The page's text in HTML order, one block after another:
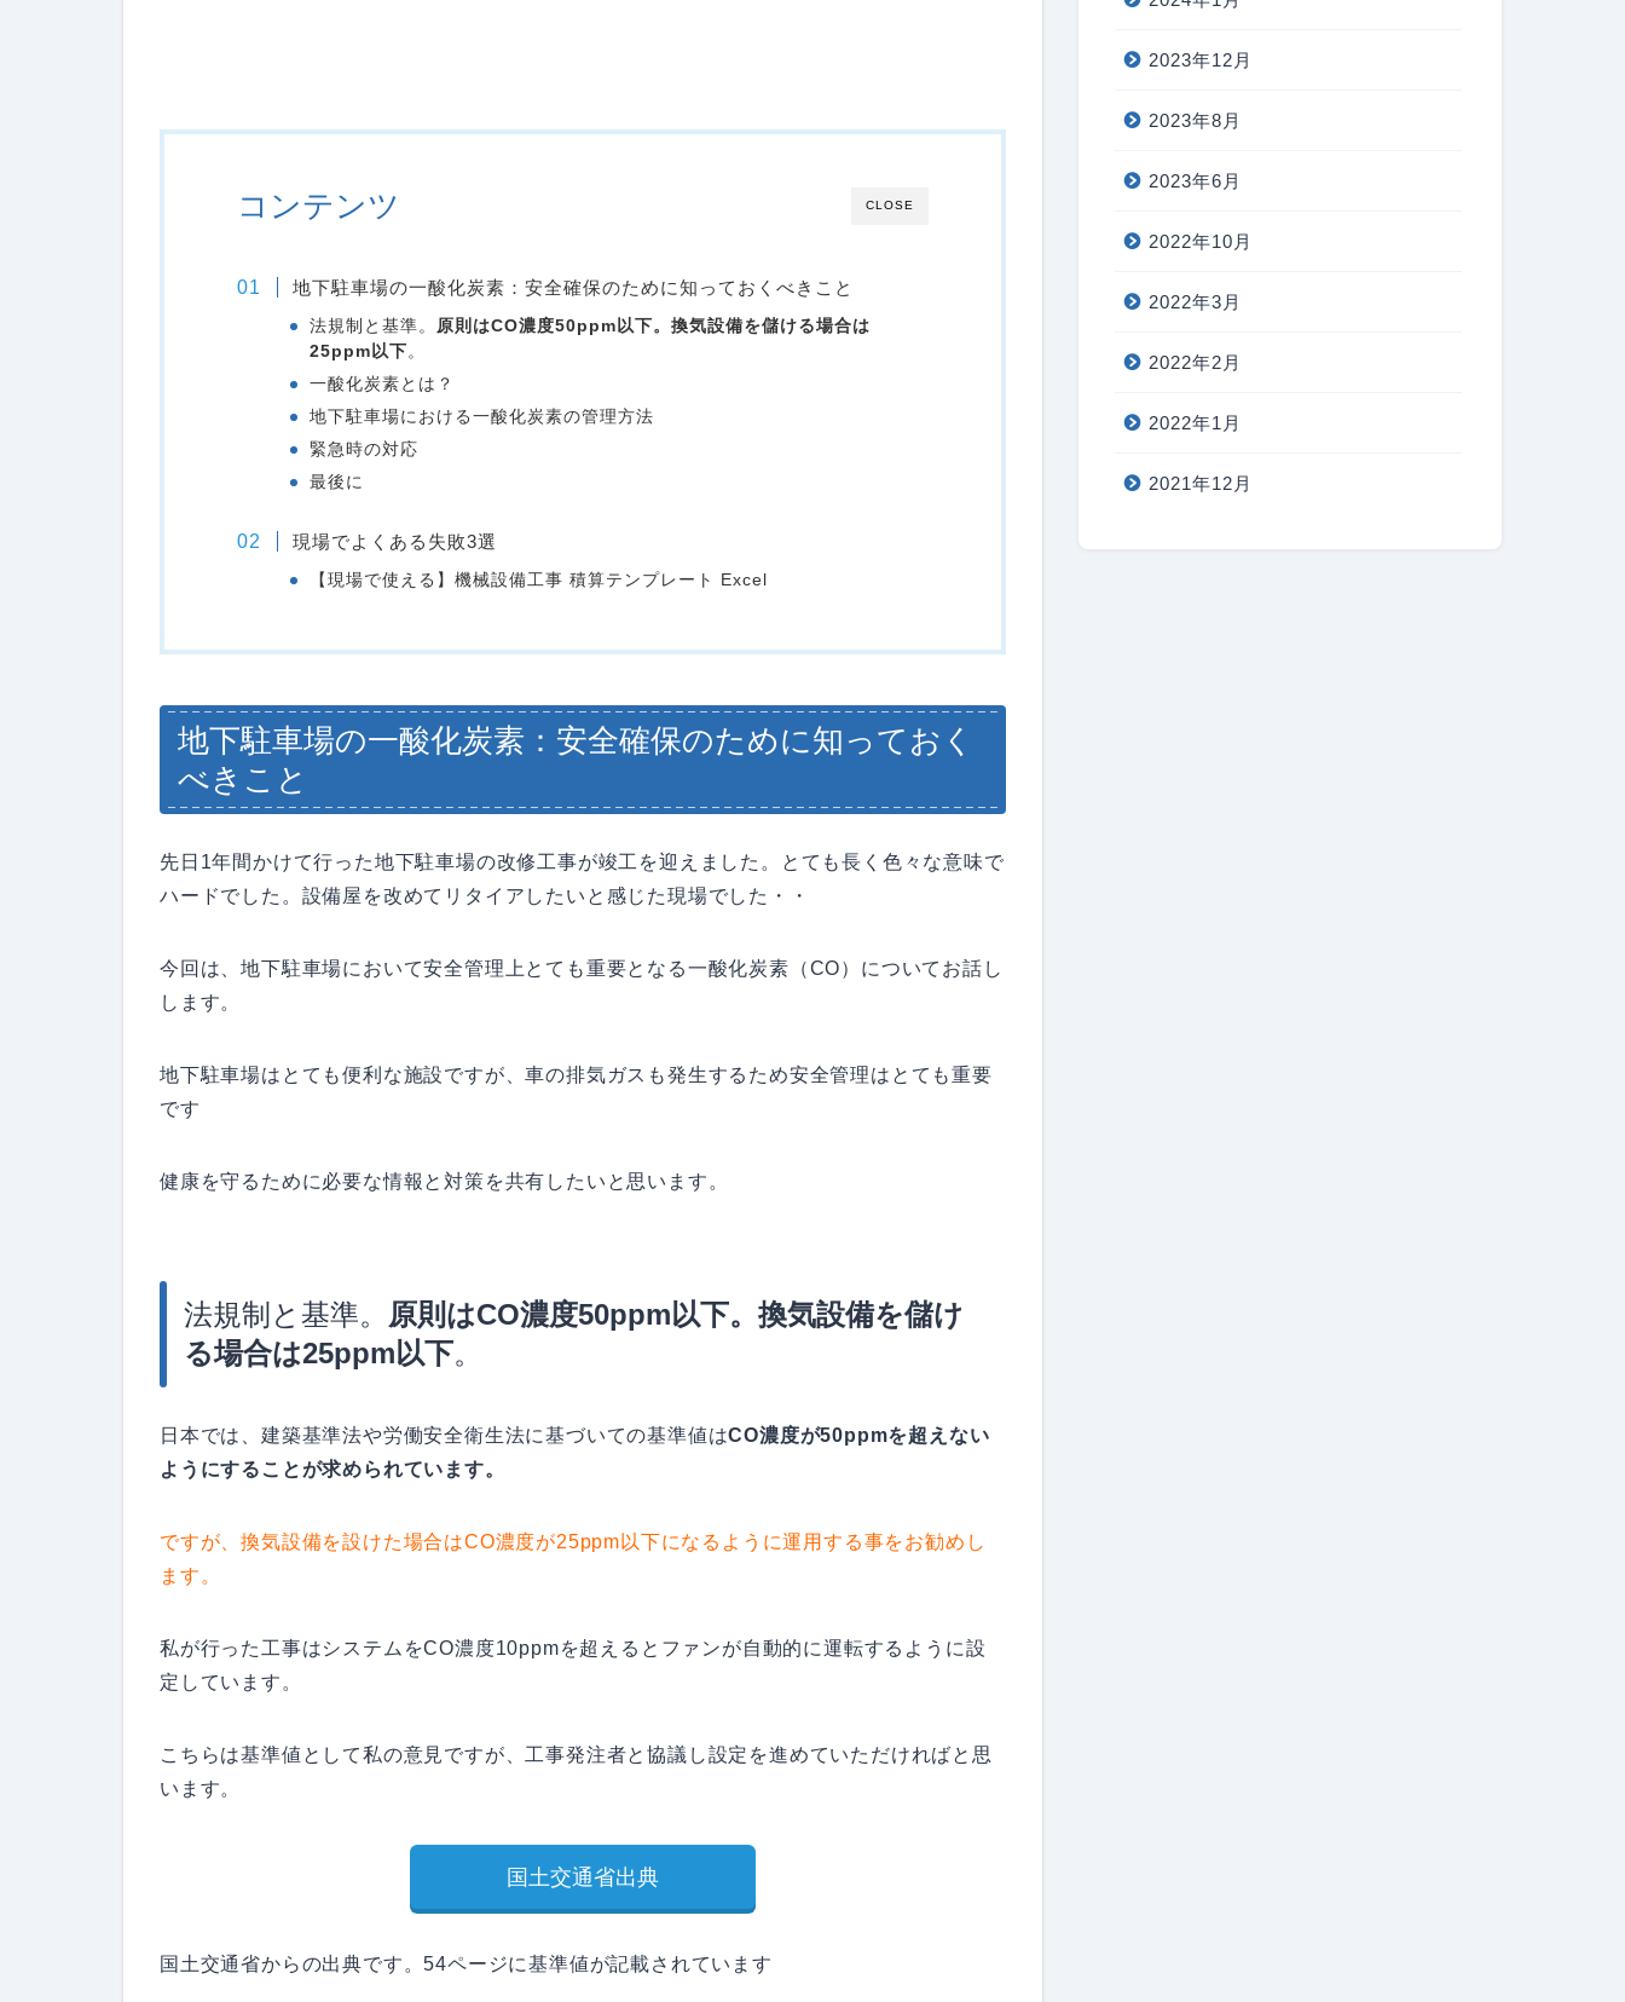
CLOSE
コンテンツ
地下駐車場の一酸化炭素：安全確保のために知っておくべきこと
法規制と基準。 原則はCO濃度50ppm以下。換気設備を儲ける場合は
25ppm以下 。
一酸化炭素とは？
地下駐車場における一酸化炭素の管理方法
緊急時の対応
最後に
現場でよくある失敗3選
【現場で使える】機械設備工事 積算テンプレート Excel
地下駐車場の一酸化炭素：安全確保のために知っておく
べきこと
先日1年間かけて行った地下駐車場の改修工事が竣工を迎えました。とても長く色々な意味で
ハードでした。設備屋を改めてリタイアしたいと感じた現場でした・・
今回は、地下駐車場において安全管理上とても重要となる一酸化炭素（CO）についてお話し
します。
地下駐車場はとても便利な施設ですが、車の排気ガスも発生するため安全管理はとても重要
です
健康を守るために必要な情報と対策を共有したいと思います。
法規制と基準。 原則はCO濃度50ppm以下。換気設備を儲け
る場合は25ppm以下。
日本では、建築基準法や労働安全衛生法に基づいての基準値はCO濃度が50ppmを超えない
ようにすることが求められています。
ですが、換気設備を設けた場合はCO濃度が25ppm以下になるように運用する事をお勧めし
ます。
私が行った工事はシステムをCO濃度10ppmを超えるとファンが自動的に運転するように設
定しています。
こちらは基準値として私の意見ですが、工事発注者と協議し設定を進めていただければと思
います。
国土交通省出典
国土交通省からの出典です。54ページに基準値が記載されています
2023年12月
2023年8月
2023年6月
2022年10月
2022年3月
2022年2月
2022年1月
2021年12月